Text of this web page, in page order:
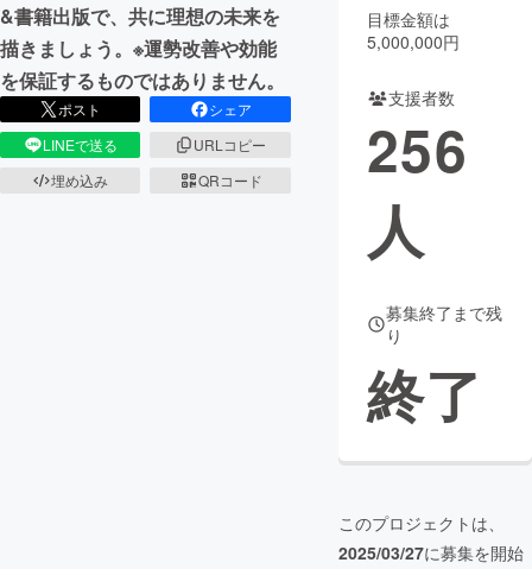
CAMPFIRE for Social Good
CAMPFIRE Creation
CAMPFIREふるさと納税machi-ya コミュニティ
&書籍出版で、共に理想の未来を
描きましょう。※運勢改善や効能
を保証するものではありません。
ポスト
シェア
LINEで送る
URLコピー
埋め込み
QRコード
目標金額は
5,000,000円
支援者数
256
人
募集終了まで残
り
終了
このプロジェクトは、
2025/03/27に募集を開始